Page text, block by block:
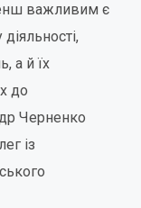
важливим є
а й їх
до
Черненко
із